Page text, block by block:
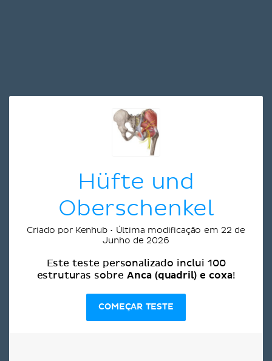
Hüfte und
Oberschenkel
Criado por Kenhub • Última modificação em 22 de
Junho de 2026
Este teste personalizado inclui 100
estruturas sobreAnca (quadril) e coxa!
COMEÇAR TESTE